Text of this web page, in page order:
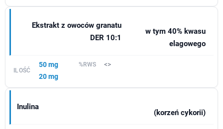
Ekstrakt z owoców granatu
DER 10:1
w tym 40% kwasu
elagowego
50 mg
20 mg
<>
Inulina
(korzeń cykorii)